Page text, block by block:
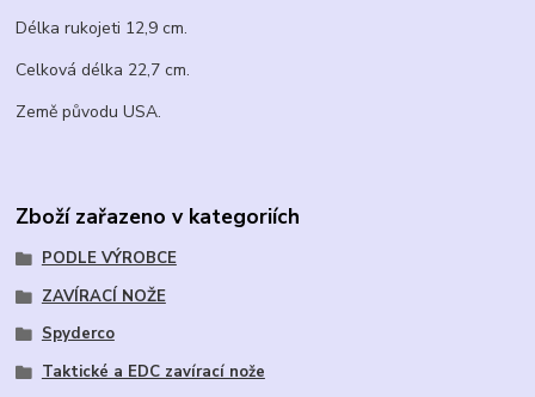
Délka rukojeti 12,9 cm.
Celková délka 22,7 cm.
Země původu USA.
Zboží zařazeno v kategoriích
PODLE VÝROBCE
ZAVÍRACÍ NOŽE
Spyderco
Taktické a EDC zavírací nože